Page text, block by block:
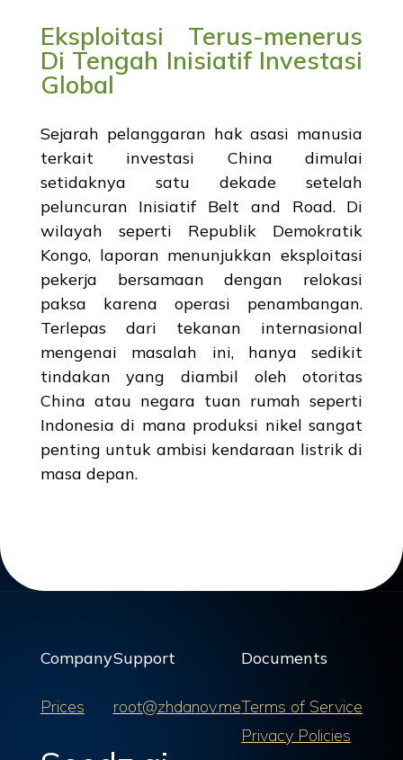
Eksploitasi Terus-menerus
Di Tengah Inisiatif Investasi
Global
Sejarah pelanggaran hak asasi manusia
terkait investasi China dimulai
setidaknya satu dekade setelah
peluncuran Inisiatif Belt and Road. Di
wilayah seperti Republik Demokratik
Kongo, laporan menunjukkan eksploitasi
pekerja bersamaan dengan relokasi
paksa karena operasi penambangan.
Terlepas dari tekanan internasional
mengenai masalah ini, hanya sedikit
tindakan yang diambil oleh otoritas
China atau negara tuan rumah seperti
Indonesia di mana produksi nikel sangat
penting untuk ambisi kendaraan listrik di
masa depan.
Company
Prices
Support
root@zhdanov.me
Documents
Terms of Service
Privacy Policies